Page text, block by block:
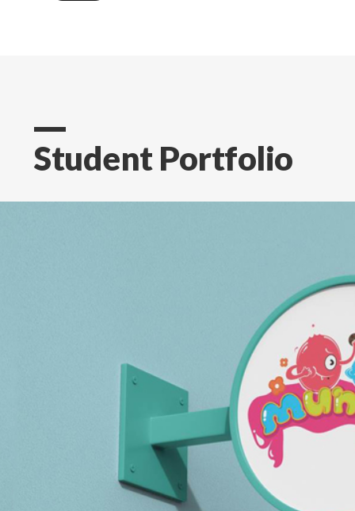
Student Portfolio